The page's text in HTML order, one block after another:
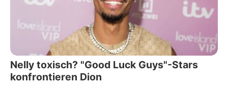
Nelly toxisch? "Good Luck Guys"-Stars
konfrontieren Dion